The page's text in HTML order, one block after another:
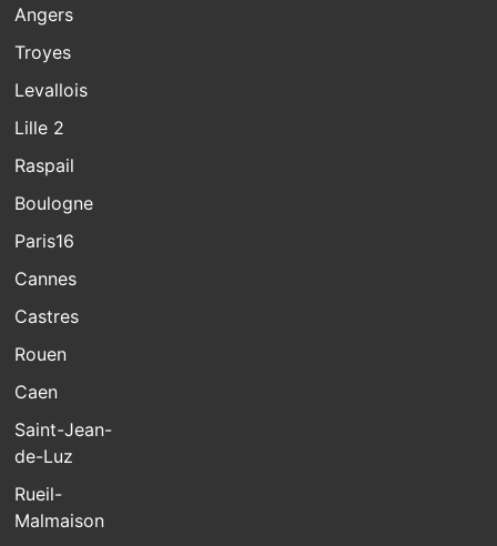
Angers
Troyes
Levallois
Lille 2
Raspail
Boulogne
Paris16
Cannes
Castres
Rouen
Caen
Saint-Jean-
de-Luz
Rueil-
Malmaison